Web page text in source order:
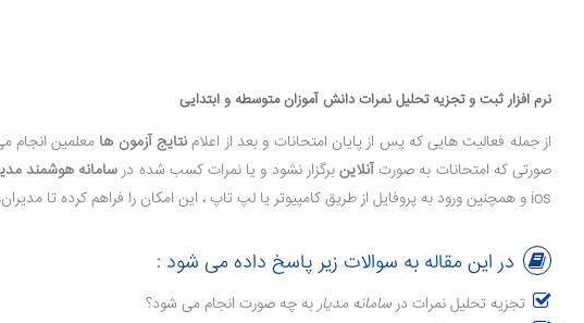
نرم افزار ثبت و تجزیه تحلیل نمرات دانش آموزان متوسطه و ابتدایی
از جمله فعالیت هایی که پس از پایان امتحانات و بعد از اعلامنتایج آزمون ها معلمین انجام
صورتی که امتحانات به صورتآنلاینبرگزار نشود و یا نمرات کسب شده درسامانه هوشمند
ios و همچنین ورود به پروفایل از طریق کامپیوتر یا لپ تاپ ، این امکان را فراهم کرده تا مدیران، معلمین و دانش آموزان به راحتی نمرات دانش آموزان را ثبت، تجزیه، تحلیل و مقایسه کنند.
در این مقاله به سوالات زیر پاسخ داده می شود :
تجزیه تحلیل نمرات درسامانه مدیاربه چه صورت انجام می شود؟